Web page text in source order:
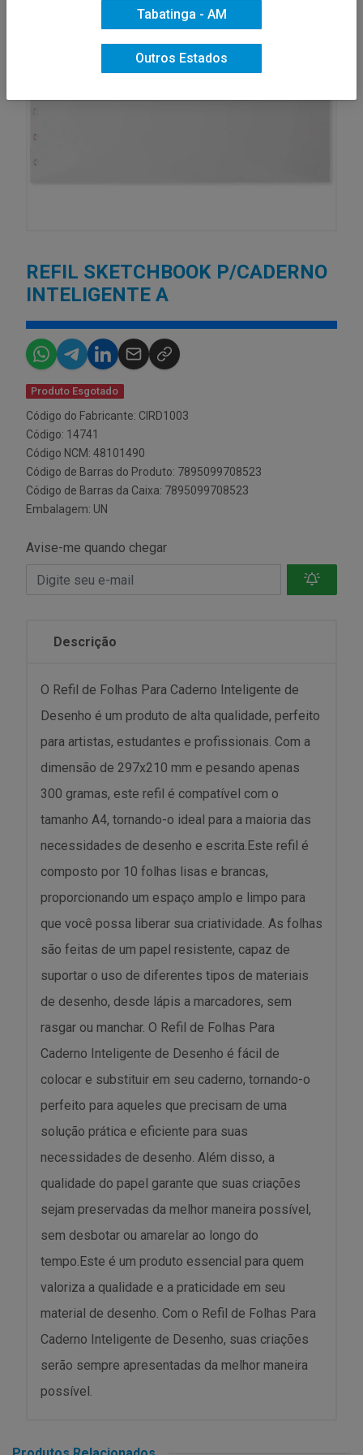
REFIL SKETCHBOOK P/CADERNO
INTELIGENTE A
Produto Esgotado
Código do Fabricante: CIRD1003
Código: 14741
Código NCM: 48101490
Código de Barras do Produto: 7895099708523
Código de Barras da Caixa: 7895099708523
Embalagem: UN
Avise-me quando chegar
Descrição
O Refil de Folhas Para Caderno Inteligente de
Desenho é um produto de alta qualidade, perfeito
para artistas, estudantes e profissionais. Com a
dimensão de 297x210 mm e pesando apenas
300 gramas, este refil é compatível com o
tamanho A4, tornando-o ideal para a maioria das
necessidades de desenho e escrita.Este refil é
composto por 10 folhas lisas e brancas,
proporcionando um espaço amplo e limpo para
que você possa liberar sua criatividade. As folhas
são feitas de um papel resistente, capaz de
suportar o uso de diferentes tipos de materiais
de desenho, desde lápis a marcadores, sem
rasgar ou manchar. O Refil de Folhas Para
Caderno Inteligente de Desenho é fácil de
colocar e substituir em seu caderno, tornando-o
perfeito para aqueles que precisam de uma
solução prática e eficiente para suas
necessidades de desenho. Além disso, a
qualidade do papel garante que suas criações
sejam preservadas da melhor maneira possível,
sem desbotar ou amarelar ao longo do
tempo.Este é um produto essencial para quem
valoriza a qualidade e a praticidade em seu
material de desenho. Com o Refil de Folhas Para
Caderno Inteligente de Desenho, suas criações
serão sempre apresentadas da melhor maneira
possível.
Tabatinga - AM
Outros Estados